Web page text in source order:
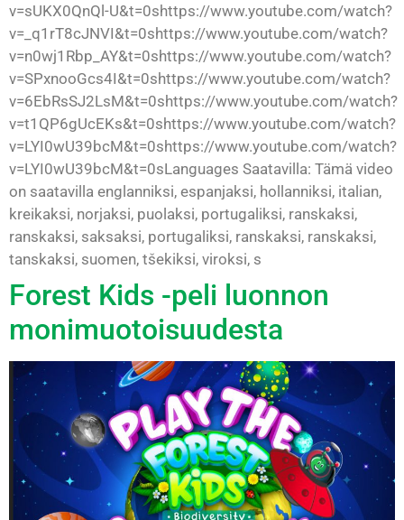
v=sUKX0QnQl-U&t=0shttps://www.youtube.com/watch?
v=_q1rT8cJNVI&t=0shttps://www.youtube.com/watch?
v=n0wj1Rbp_AY&t=0shttps://www.youtube.com/watch?
v=SPxnooGcs4I&t=0shttps://www.youtube.com/watch?
v=6EbRsSJ2LsM&t=0shttps://www.youtube.com/watch?
v=t1QP6gUcEKs&t=0shttps://www.youtube.com/watch?
v=LYI0wU39bcM&t=0shttps://www.youtube.com/watch?
v=LYI0wU39bcM&t=0sLanguages Saatavilla: Tämä video
on saatavilla englanniksi, espanjaksi, hollanniksi, italian,
kreikaksi, norjaksi, puolaksi, portugaliksi, ranskaksi,
ranskaksi, saksaksi, portugaliksi, ranskaksi, ranskaksi,
tanskaksi, suomen, tšekiksi, viroksi, s
Forest Kids -peli luonnon
monimuotoisuudesta